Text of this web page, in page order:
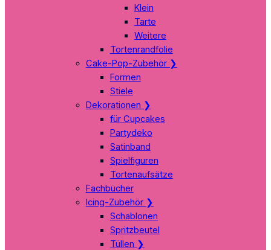
Klein
Tarte
Weitere
Tortenrandfolie
Cake-Pop-Zubehör ❯
Formen
Stiele
Dekorationen ❯
für Cupcakes
Partydeko
Satinband
Spielfiguren
Tortenaufsätze
Fachbücher
Icing-Zubehör ❯
Schablonen
Spritzbeutel
Tüllen ❯